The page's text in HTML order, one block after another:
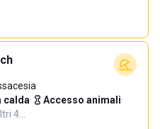
calda· Accesso animali·
4…